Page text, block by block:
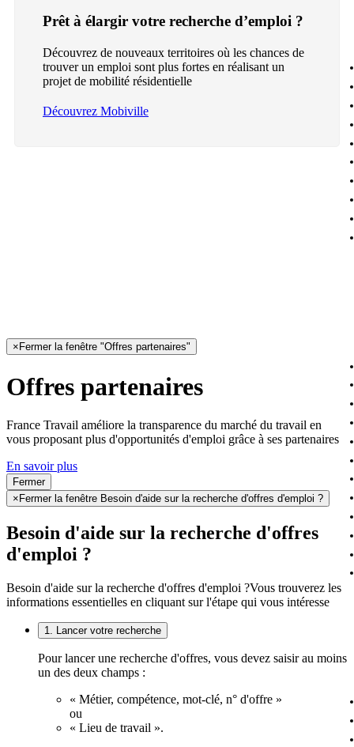
Prêt à élargir votre recherche d’emploi ?
Découvrez de nouveaux territoires où les chances de
trouver un emploi sont plus fortes en réalisant un
projet de mobilité résidentielle
Découvrez Mobiville
× Fermer la fenêtre "Offres partenaires"
Offres partenaires
France Travail améliore la transparence du marché du travail en
vous proposant plus d'opportunités d'emploi grâce à ses partenaires
En savoir plus
Fermer
× Fermer la fenêtre Besoin d'aide sur la recherche d'offres d'emploi ?
Besoin d'aide sur la recherche d'offres
d'emploi ?
Besoin d'aide sur la recherche d'offres d'emploi ?Vous trouverez les
informations essentielles en cliquant sur l'étape qui vous intéresse
1. Lancer votre recherche
Pour lancer une recherche d'offres, vous devez saisir au moins
un des deux champs :
« Métier, compétence, mot-clé, n° d'offre »
ou
« Lieu de travail ».